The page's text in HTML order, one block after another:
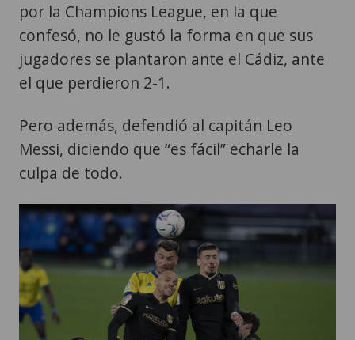
por la Champions League, en la que
confesó, no le gustó la forma en que sus
jugadores se plantaron ante el Cádiz, ante
el que perdieron 2-1.
Pero además, defendió al capitán Leo
Messi, diciendo que “es fácil” echarle la
culpa de todo.